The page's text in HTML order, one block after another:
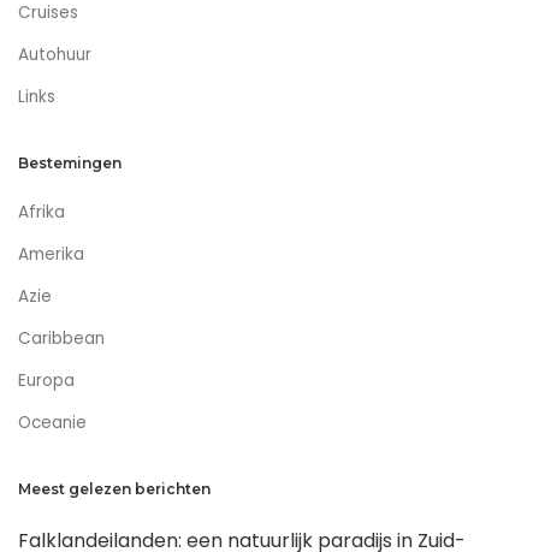
Cruises
Autohuur
Links
Bestemingen
Afrika
Amerika
Azie
Caribbean
Europa
Oceanie
Meest gelezen berichten
Falklandeilanden: een natuurlijk paradijs in Zuid-